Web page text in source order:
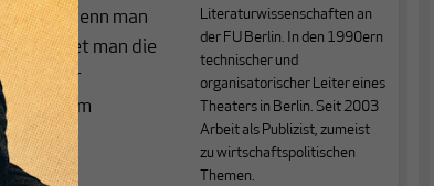
wenn man
man die
sich vom
Literaturwissenschaften an
der FU Berlin. In den 1990ern
technischer und
organisatorischer Leiter eines
Theaters in Berlin. Seit 2003
Arbeit als Publizist, zumeist
zu wirtschaftspolitischen
Themen.